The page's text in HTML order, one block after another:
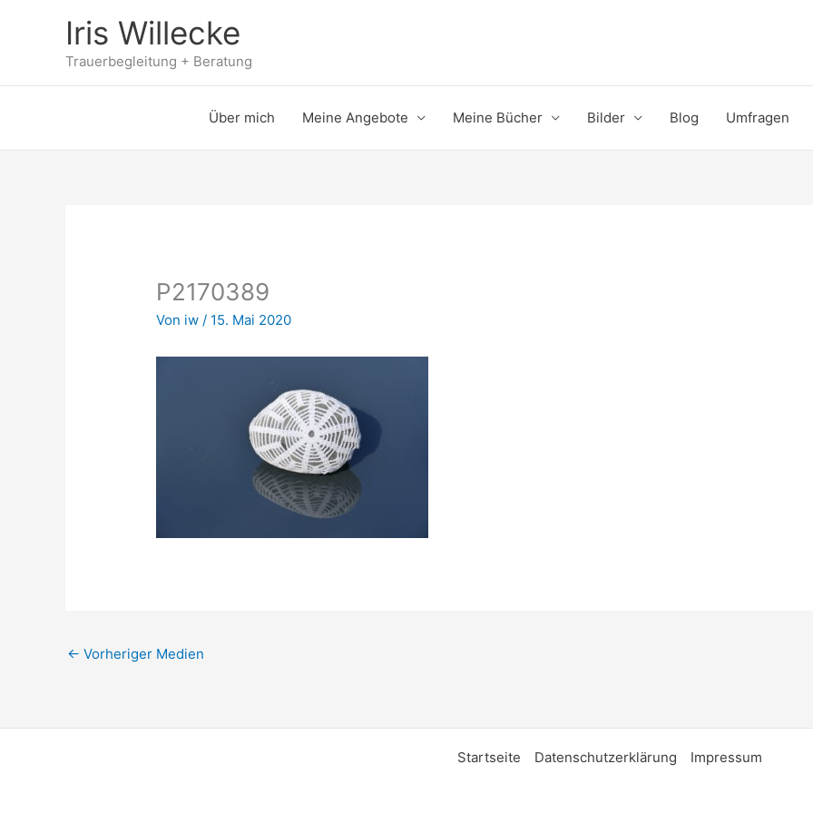
Iris Willecke
Trauerbegleitung + Beratung
Über mich Meine Angebote Meine Bücher Bilder Blog Umfragen
P2170389
Von iw/ 15. Mai 2020
← Vorheriger Medien
Startseite Datenschutzerklärung Impressum